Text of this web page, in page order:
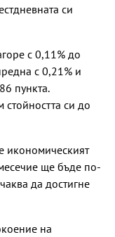
си
с 0,11% до
с 0,21% и
пункта.
си до
икономическият
ще бъде по-
да достигне
на